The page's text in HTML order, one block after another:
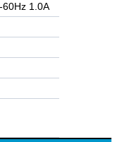
1.0A